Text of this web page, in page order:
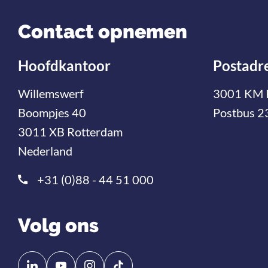
Contact opnemen
Hoofdkantoor
Willemswerf
Boompjes 40
3011 XB Rotterdam
Nederland
+31 (0)88 - 44 51 000
3001 KM
Postbus
Volg ons
Volg Volg